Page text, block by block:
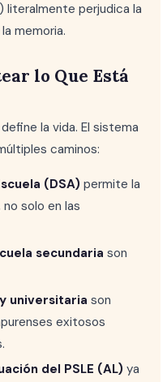
literalmente perjudica la
memoria.
lo Que Está
la vida. El sistema
caminos:
(DSA) permite la
solo en las
secundaria son
universitaria son
exitosos
del PSLE (AL) ya